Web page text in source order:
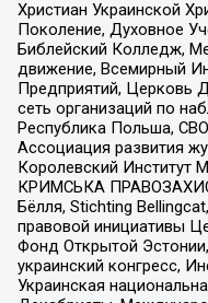
Христиан Украинской
Поколение, Духовное
Библейский Колледж,
движение, Всемирный
Предприятий, Церковь
сеть организаций по
Республика Польша,
Ассоциация развития
Королевский Институт
КРИМСЬКА
Бёлля, Stichting
правовой инициативы
Фонд Открытой
украинский конгресс,
Украинская